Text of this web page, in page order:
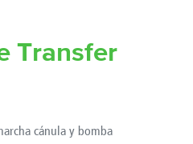
Transfer
cánula y bomba